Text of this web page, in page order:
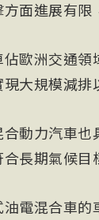
面進展有限
歐洲交通
大規模減排
動力汽車
長期氣候目
電混合車